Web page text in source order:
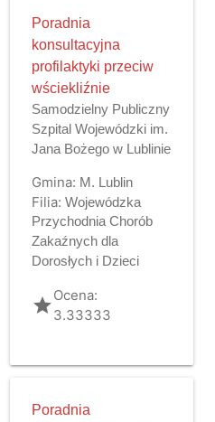
Poradnia
konsultacyjna
profilaktyki przeciw
wściekliźnie
Samodzielny Publiczny
Szpital Wojewódzki im.
Jana Bożego w Lublinie
Gmina: M. Lublin
Filia: Wojewódzka
Przychodnia Chorób
Zakaźnych dla
Dorosłych i Dzieci
gradeOcena:
3.33333
Poradnia